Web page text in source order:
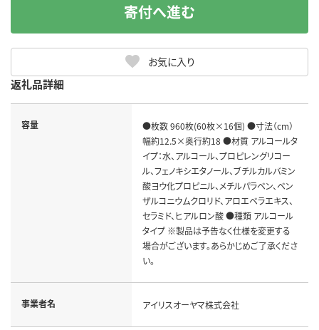
お気に入り
寄付へ進む
返礼品詳細
容量
●枚数 960枚(60枚×16個) ●寸法（cm）
幅約12.5×奥行約18 ●材質 アルコールタ
イプ：水、アルコール、プロピレングリコー
ル、フェノキシエタノール、ブチルカルバミン
酸ヨウ化プロピニル、メチルパラベン、ベン
ザルコニウムクロリド、アロエベラエキス、
セラミド、ヒアルロン酸 ●種類 アルコール
タイプ ※製品は予告なく仕様を変更する
場合がございます。あらかじめご了承くださ
い。
事業者名 アイリスオーヤマ株式会社